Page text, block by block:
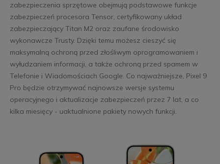
zabezpieczenia sprzętowe obejmują podstawowe funkcje
zabezpieczeń procesora Tensor, certyfikowany układ
zabezpieczający Titan M2 oraz zaufane środowisko
wykonawcze Trusty. Dzięki temu możesz cieszyć się
maksymalną ochroną przed złośliwym oprogramowaniem i
wyłudzaniem informacji, a także ochroną przed spamem w
Telefonie i Wiadomościach Google. Co najważniejsze, Pixel 9
Pro będzie otrzymywać najnowsze wersje systemu
operacyjnego i aktualizacje zabezpieczeń przez 7 lat, a co
kilka miesięcy - uaktualnione pakiety nowych funkcji.